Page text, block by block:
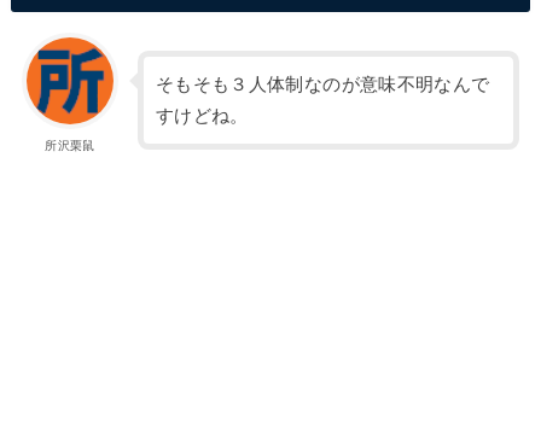
所沢栗鼠
そもそも３人体制なのが意味不明なんで
すけどね。